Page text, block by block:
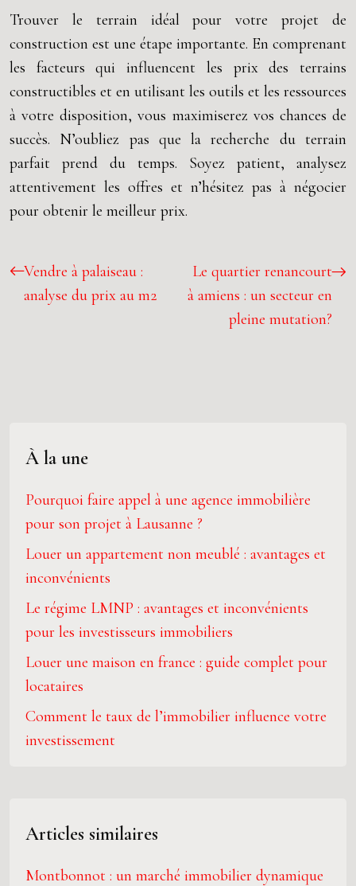
Trouver le terrain idéal pour votre projet de
construction est une étape importante. En comprenant
les facteurs qui influencent les prix des terrains
constructibles et en utilisant les outils et les ressources
à votre disposition, vous maximiserez vos chances de
succès. N’oubliez pas que la recherche du terrain
parfait prend du temps. Soyez patient, analysez
attentivement les offres et n’hésitez pas à négocier
pour obtenir le meilleur prix.
Vendre à palaiseau :
analyse du prix au m2
Le quartier renancourt
à amiens : un secteur en
pleine mutation?
À la une
Pourquoi faire appel à une agence immobilière
pour son projet à Lausanne ?
Louer un appartement non meublé : avantages et
inconvénients
Le régime LMNP : avantages et inconvénients
pour les investisseurs immobiliers
Louer une maison en france : guide complet pour
locataires
Comment le taux de l’immobilier influence votre
investissement
Articles similaires
Montbonnot : un marché immobilier dynamique